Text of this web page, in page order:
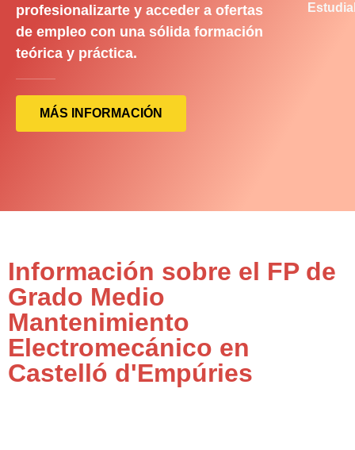
profesionalizarte y acceder a ofertas
de empleo con una sólida formación
teórica y práctica.
MÁS INFORMACIÓN
Información sobre el FP de
Grado Medio
Mantenimiento
Electromecánico en
Castelló d'Empúries